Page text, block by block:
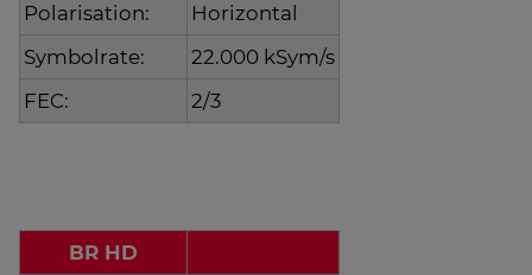
Polarisation:
Horizontal
Symbolrate:
22.000 kSym/s
FEC:
2/3
BR HD